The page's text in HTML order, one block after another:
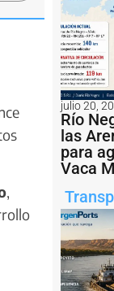
,
julio 20,
Río
las
para
Vaca